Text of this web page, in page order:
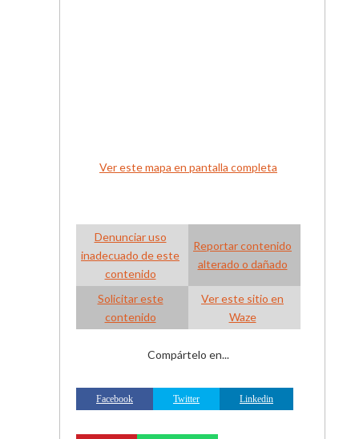
Ver este mapa en pantalla completa
Denunciar uso
inadecuado de este
contenido
Reportar contenido
alterado o dañado
Solicitar este
contenido
Ver este sitio en
Waze
Compártelo en...
Facebook Twitter Linkedin